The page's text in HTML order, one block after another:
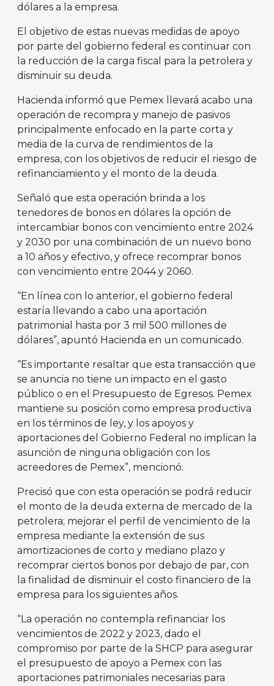
dólares a la empresa.
El objetivo de estas nuevas medidas de apoyo
por parte del gobierno federal es continuar con
la reducción de la carga fiscal para la petrolera y
disminuir su deuda.
Hacienda informó que Pemex llevará acabo una
operación de recompra y manejo de pasivos
principalmente enfocado en la parte corta y
media de la curva de rendimientos de la
empresa, con los objetivos de reducir el riesgo de
refinanciamiento y el monto de la deuda.
Señaló que esta operación brinda a los
tenedores de bonos en dólares la opción de
intercambiar bonos con vencimiento entre 2024
y 2030 por una combinación de un nuevo bono
a 10 años y efectivo, y ofrece recomprar bonos
con vencimiento entre 2044 y 2060.
“En línea con lo anterior, el gobierno federal
estaría llevando a cabo una aportación
patrimonial hasta por 3 mil 500 millones de
dólares”, apuntó Hacienda en un comunicado.
“Es importante resaltar que esta transacción que
se anuncia no tiene un impacto en el gasto
público o en el Presupuesto de Egresos. Pemex
mantiene su posición como empresa productiva
en los términos de ley, y los apoyos y
aportaciones del Gobierno Federal no implican la
asunción de ninguna obligación con los
acreedores de Pemex”, mencionó.
Precisó que con esta operación se podrá reducir
el monto de la deuda externa de mercado de la
petrolera; mejorar el perfil de vencimiento de la
empresa mediante la extensión de sus
amortizaciones de corto y mediano plazo y
recomprar ciertos bonos por debajo de par, con
la finalidad de disminuir el costo financiero de la
empresa para los siguientes años.
“La operación no contempla refinanciar los
vencimientos de 2022 y 2023, dado el
compromiso por parte de la SHCP para asegurar
el presupuesto de apoyo a Pemex con las
aportaciones patrimoniales necesarias para